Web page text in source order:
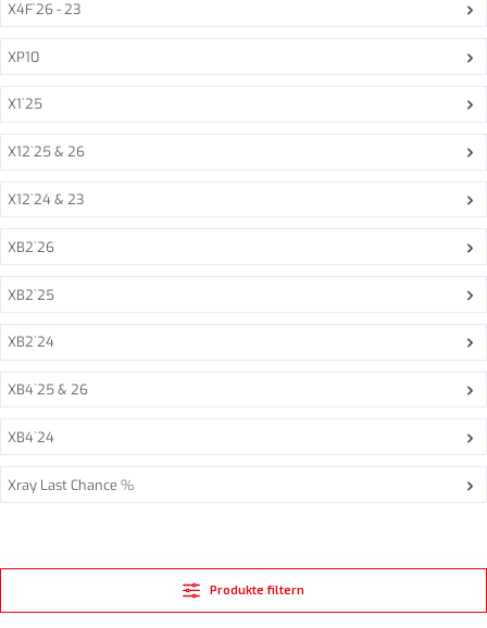
X4F`26 - 23
XP10
X1`25
X12`25 & 26
X12`24 & 23
XB2`26
XB2`25
XB2`24
XB4`25 & 26
XB4`24
Xray Last Chance %
Produkte filtern